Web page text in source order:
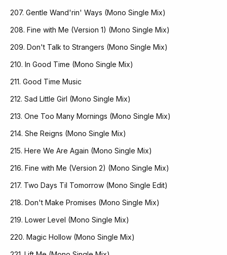
207. Gentle Wand'rin' Ways (Mono Single Mix)
208. Fine with Me (Version 1) (Mono Single Mix)
209. Don't Talk to Strangers (Mono Single Mix)
210. In Good Time (Mono Single Mix)
211. Good Time Music
212. Sad Little Girl (Mono Single Mix)
213. One Too Many Mornings (Mono Single Mix)
214. She Reigns (Mono Single Mix)
215. Here We Are Again (Mono Single Mix)
216. Fine with Me (Version 2) (Mono Single Mix)
217. Two Days Til Tomorrow (Mono Single Edit)
218. Don't Make Promises (Mono Single Mix)
219. Lower Level (Mono Single Mix)
220. Magic Hollow (Mono Single Mix)